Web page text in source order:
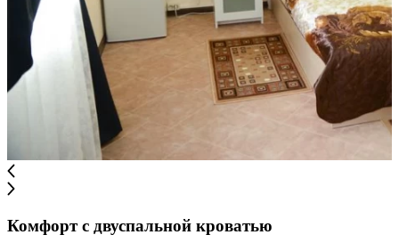
Комфорт с двуспальной кроватью